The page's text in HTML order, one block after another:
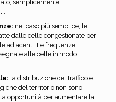
semplicemente
nel caso più semplice, le
dalle celle congestionate per
adiacenti. Le frequenze
alle celle in modo
la distribuzione del traffico e
del territorio non sono
opportunità per aumentare la